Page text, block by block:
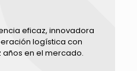
eficaz, innovadora
logística con
en el mercado.